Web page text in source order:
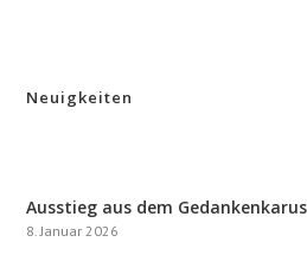
Neuigkeiten
Ausstieg aus dem
8. Januar 2026